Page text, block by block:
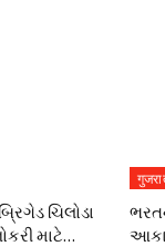
ચિલોડા
માટે…